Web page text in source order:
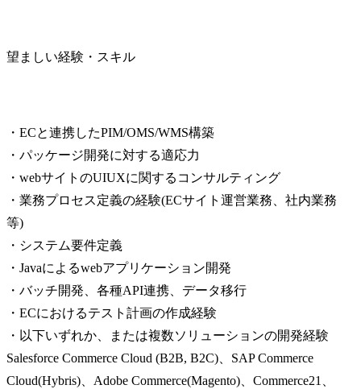
望ましい経験・スキル
・ECと連携したPIM/OMS/WMS構築
・パッケージ開発に対する適応力
・webサイトのUIUXに関するコンサルティング
・業務プロセス定義の経験(ECサイト運営業務、社内業務
等)
・システム要件定義
・Javaによるwebアプリケーション開発
・バッチ開発、各種API連携、データ移行
・ECにおけるテスト計画の作成経験
・以下いずれか、または複数ソリューションの開発経験
Salesforce Commerce Cloud (B2B, B2C)、SAP Commerce
Cloud(Hybris)、Adobe Commerce(Magento)、Commerce21、